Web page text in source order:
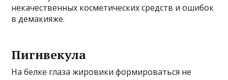
некачественных косметических средств и ошибок
в демакияже.
Пигнвекула
На белке глаза жировики формироваться не